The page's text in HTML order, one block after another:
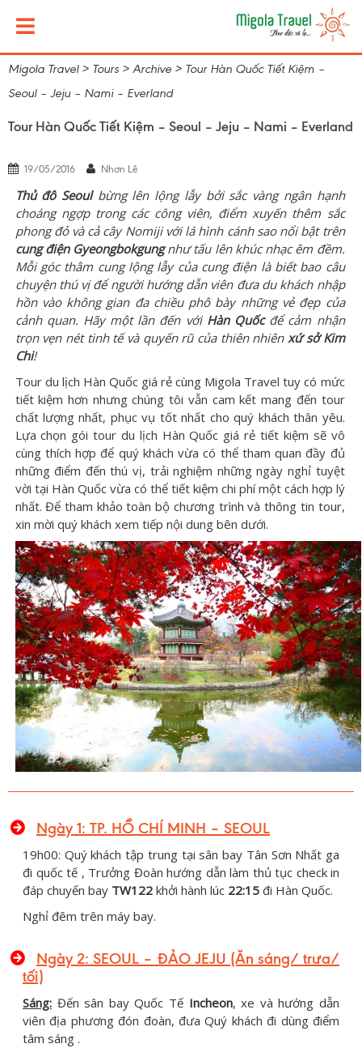
Migola Travel> Tours > Archive > Tour Hàn Quốc Tiết Kiệm –
Seoul – Jeju – Nami – Everland
Tour Hàn Quốc Tiết Kiệm – Seoul – Jeju – Nami – Everland
19/05/2016 Nhơn Lê
Thủ đô Seoulbừng lên lộng lẫy bởi sắc vàng ngân hạnh
choáng ngợp trong các công viên, điểm xuyến thêm sắc
phong đỏ và cả cây Nomiji với lá hình cánh sao nổi bật trên
cung điện Gyeongbokgungnhư tấu lên khúc nhạc êm đềm.
Mỗi góc thâm cung lộng lẫy của cung điện là biết bao câu
chuyện thú vị để người hướng dẫn viên đưa du khách nhập
hồn vào không gian đa chiều phô bày những vẻ đẹp của
cảnh quan. Hãy một lần đến với Hàn Quốcđể cảm nhận
trọn vẹn nét tinh tế và quyến rũ của thiên nhiênxứ sở Kim
Chi!
Tour du lịch Hàn Quốc giá rẻ cùng Migola Travel tuy có mức
tiết kiệm hơn nhưng chúng tôi vẫn cam kết mang đến tour
chất lượng nhất, phục vụ tốt nhất cho quý khách thân yêu.
Lựa chọn gói tour du lịch Hàn Quốc giá rẻ tiết kiệm sẽ vô
cùng thích hợp để quý khách vừa có thể tham quan đầy đủ
những điểm đến thú vị, trải nghiệm những ngày nghỉ tuyệt
vời tại Hàn Quốc vừa có thể tiết kiệm chi phí một cách hợp lý
nhất. Để tham khảo toàn bộ chương trình và thông tin tour,
xin mời quý khách xem tiếp nội dung bên dưới.
Ngày 1: TP. HỒ CHÍ MINH – SEOUL
19h00: Quý khách tập trung tại sân bay Tân Sơn Nhất ga
đi quốc tế , Trưởng Đoàn hướng dẫn làm thủ tục check in
đáp chuyến bay TW122 khởi hành lúc 22:15 đi Hàn Quốc.
Nghỉ đêm trên máy bay.
Ngày 2: SEOUL – ĐẢO JEJU (Ăn sáng/ trưa/
tối)
Sáng: Đến sân bay Quốc Tế Incheon, xe và hướng dẫn
viên địa phương đón đoàn, đưa Quý khách đi dùng điểm
tâm sáng .